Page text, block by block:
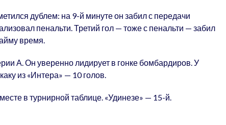
дублем: на 9-й минуте он забил с передачи
пенальти. Третий гол — тоже с пенальти — забил
время.
А. Он уверенно лидирует в гонке бомбардиров. У
из «Интера» — 10 голов.
в турнирной таблице. «Удинезе» — 15-й.